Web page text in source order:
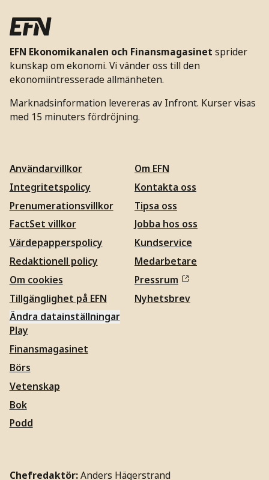
EFN Ekonomikanalen och Finansmagasinet sprider
kunskap om ekonomi. Vi vänder oss till den
ekonomiintresserade allmänheten.
Marknadsinformation levereras av Infront. Kurser visas
med 15 minuters fördröjning.
Användarvillkor
Integritetspolicy
Prenumerationsvillkor
FactSet villkor
Värdepapperspolicy
Redaktionell policy
Om cookies
Tillgänglighet på EFN
Ändra datainställningar
Om EFN
Kontakta oss
Tipsa oss
Jobba hos oss
Kundservice
Medarbetare
Pressrum
Nyhetsbrev
Play
Finansmagasinet
Börs
Vetenskap
Bok
Podd
Chefredaktör:Anders Hägerstrand